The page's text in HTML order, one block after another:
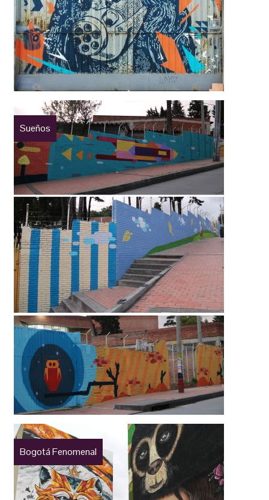
Sueños
Bogotá Fenomenal